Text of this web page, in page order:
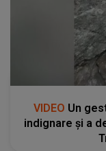
VIDEO Un
indignare și a